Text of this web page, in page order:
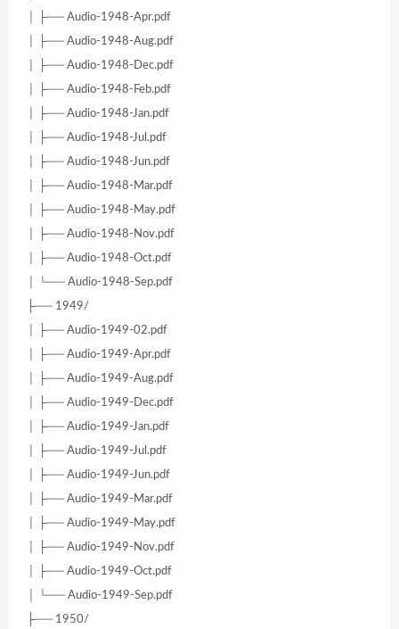
│ ├── Audio-1948-Apr.pdf
│ ├── Audio-1948-Aug.pdf
│ ├── Audio-1948-Dec.pdf
│ ├── Audio-1948-Feb.pdf
│ ├── Audio-1948-Jan.pdf
│ ├── Audio-1948-Jul.pdf
│ ├── Audio-1948-Jun.pdf
│ ├── Audio-1948-Mar.pdf
│ ├── Audio-1948-May.pdf
│ ├── Audio-1948-Nov.pdf
│ ├── Audio-1948-Oct.pdf
│ └── Audio-1948-Sep.pdf
├── 1949/
│ ├── Audio-1949-02.pdf
│ ├── Audio-1949-Apr.pdf
│ ├── Audio-1949-Aug.pdf
│ ├── Audio-1949-Dec.pdf
│ ├── Audio-1949-Jan.pdf
│ ├── Audio-1949-Jul.pdf
│ ├── Audio-1949-Jun.pdf
│ ├── Audio-1949-Mar.pdf
│ ├── Audio-1949-May.pdf
│ ├── Audio-1949-Nov.pdf
│ ├── Audio-1949-Oct.pdf
│ └── Audio-1949-Sep.pdf
├── 1950/